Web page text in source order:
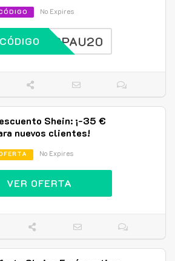
No Expires
SPAU20
Shein: ¡-35 €
nuevos clientes!
No Expires
VER OFERTA